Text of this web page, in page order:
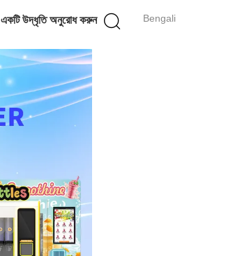
Bengali
একটি উদ্ধৃতি অনুরোধ করুন